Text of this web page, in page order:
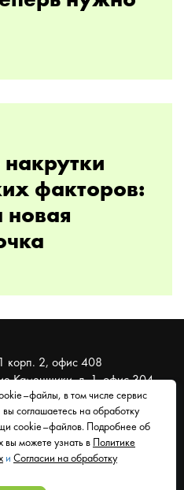
факторов:
новая
корп. 2, офис 408
Каменщики, д. 1, офис 304
SEO-продвижение, реклама,
со всем миром.
данных
данных
в том числе сервис
соглашаетесь на обработку
cookie–файлов. Подробнее об
вы можете узнать в
Политике
и Согласии на обработку